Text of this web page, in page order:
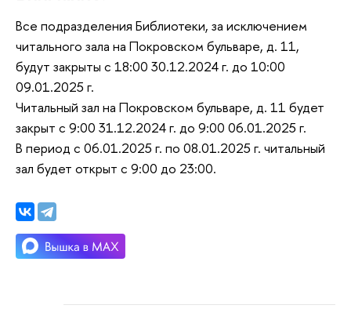
Все подразделения Библиотеки, за исключением
читального зала на Покровском бульваре, д. 11,
будут закрыты с 18:00 30.12.2024 г. до 10:00
09.01.2025 г.
Читальный зал на Покровском бульваре, д. 11 будет
закрыт с 9:00 31.12.2024 г. до 9:00 06.01.2025 г.
В период с 06.01.2025 г. по 08.01.2025 г. читальный
зал будет открыт с 9:00 до 23:00.